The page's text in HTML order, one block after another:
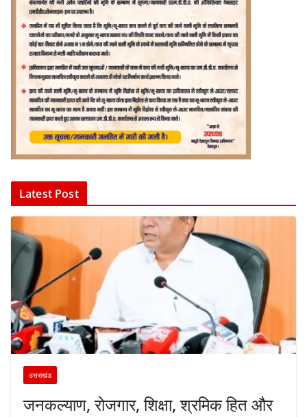
Latest Post
उत्तराखंड
जनकल्याण, रोजगार, शिक्षा, श्रमिक हित और